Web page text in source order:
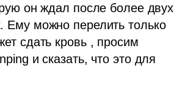
он ждал после более двух
Ему можно перелить только
сдать кровь , просим
и сказать, что это для